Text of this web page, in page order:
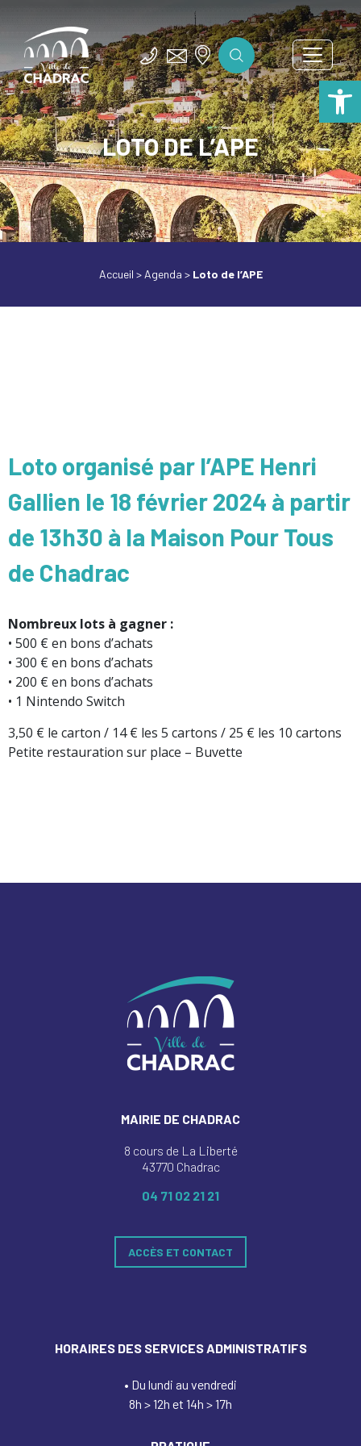
LOTO DE L’APE
Accueil > Agenda > Loto de l’APE
Loto organisé par l’APE Henri
Gallien le 18 février 2024 à partir
de 13h30 à la Maison Pour Tous
de Chadrac
Nombreux lots à gagner :
• 500 € en bons d’achats
• 300 € en bons d’achats
• 200 € en bons d’achats
• 1 Nintendo Switch
3,50 € le carton / 14 € les 5 cartons / 25 € les 10 cartons
Petite restauration sur place – Buvette
MAIRIE DE CHADRAC
8 cours de La Liberté
43770 Chadrac
04 71 02 21 21
ACCÈS ET CONTACT
HORAIRES DES SERVICES ADMINISTRATIFS
• Du lundi au vendredi
8h > 12h et 14h > 17h